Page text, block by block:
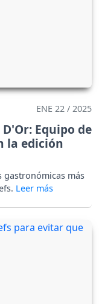
ENE 22 / 2025
Equipo de
la edición
gastronómicas más